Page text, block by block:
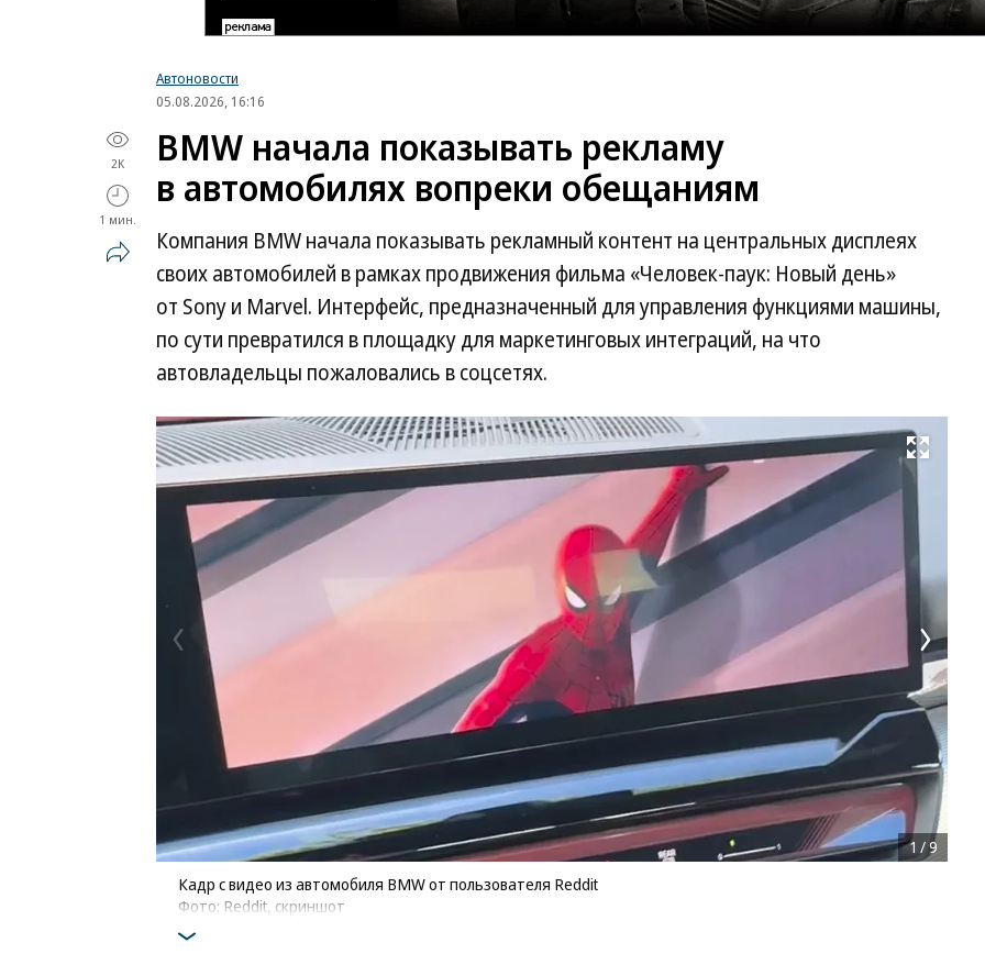
Автоновости
05.08.2026, 16:16
2K
1 мин.
BMW начала показывать рекламу
в автомобилях вопреки обещаниям
Компания BMW начала показывать рекламный контент на центральных дисплеях
своих автомобилей в рамках продвижения фильма «Человек-паук: Новый день»
от Sony и Marvel. Интерфейс, предназначенный для управления функциями машины,
по сути превратился в площадку для маркетинговых интеграций, на что
автовладельцы пожаловались в соцсетях.
Развернуть на весь экран
Кадр с видео из автомобиля BMW от пользователя Reddit
Фото: Reddit, скриншот
1 /9